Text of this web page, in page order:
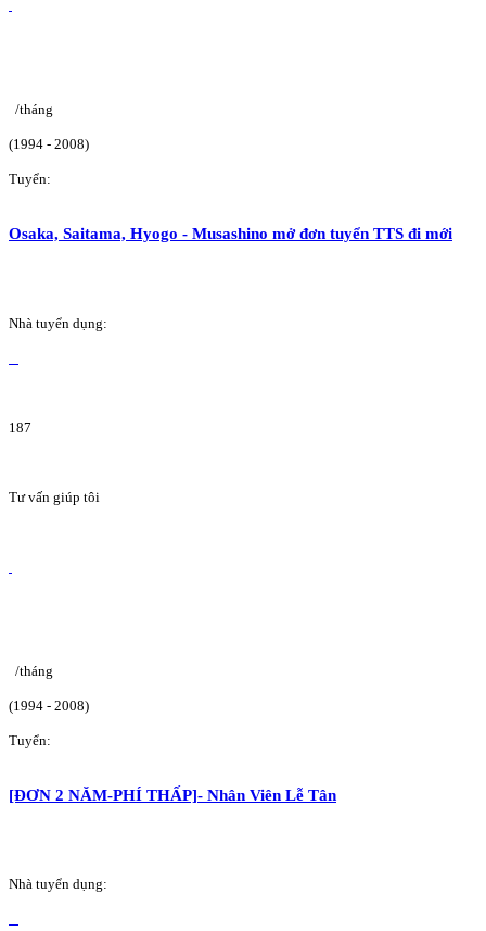
/tháng
(1994 - 2008)
Tuyển:
Osaka, Saitama, Hyogo - Musashino mở đơn tuyển TTS đi mới
Nhà tuyển dụng:
187
Tư vấn giúp tôi
/tháng
(1994 - 2008)
Tuyển:
[ĐƠN 2 NĂM-PHÍ THẤP]- Nhân Viên Lễ Tân
Nhà tuyển dụng: